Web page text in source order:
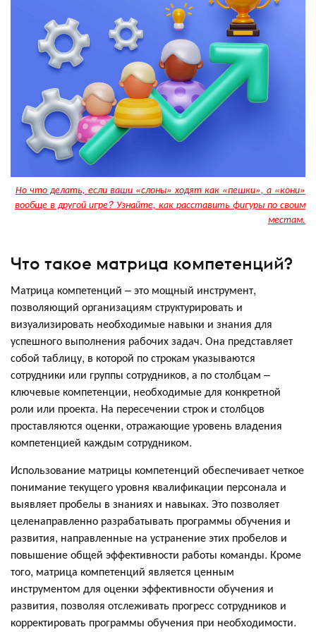
Но что делать, если ваши «слоны» ходят как «пешки», а «кони»
вообще в другой игре? Узнайте, как расставить фигуры по своим
местам.
Что такое матрица компетенций?
Матрица компетенций – это мощный инструмент,
позволяющий организациям структурировать и
визуализировать необходимые навыки и знания для
успешного выполнения рабочих задач. Она представляет
собой таблицу, в которой по строкам указываются
сотрудники или группы сотрудников, а по столбцам –
ключевые компетенции, необходимые для конкретной
роли или проекта. На пересечении строк и столбцов
проставляются оценки, отражающие уровень владения
компетенцией каждым сотрудником.
Использование матрицы компетенций обеспечивает четкое
понимание текущего уровня квалификации персонала и
выявляет пробелы в знаниях и навыках. Это позволяет
целенаправленно разрабатывать программы обучения и
развития, направленные на устранение этих пробелов и
повышение общей эффективности работы команды. Кроме
того, матрица компетенций является ценным
инструментом для оценки эффективности обучения и
развития, позволяя отслеживать прогресс сотрудников и
корректировать программы обучения при необходимости.